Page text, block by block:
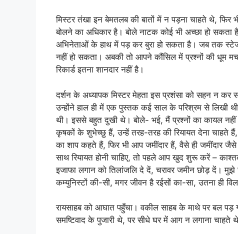
मिस्टर तंखा इन बेमतलब की बातों में न पड़ना चाहते थे, फिर
बोलने का अधिकार है। बोले नाटक कोई भी अच्छा हो
अभिनेताओं के हाथ में पड़ कर बुरा हो सकता है। जब तक स्टेज
नहीं हो सकता। अबकी तो आपने कौंसिल में प्रश्नों की धूम
रिकार्ड इतना शानदार नहीं है।
दर्शन के अध्यापक मिस्टर मेहता इस प्रशंसा को सहन न कर
उन्होंने हाल ही में एक पुस्तक कई साल के परिश्रम से लिखी
थी। इससे बहुत दुखी थे। बोले- भई, मैं प्रश्नों का कायल
कृषकों के शुभेच्छु हैं, उन्हें तरह-तरह की रियायत देना चाहते
का शाप कहते हैं, फिर भी आप जमींदार हैं, वैसे ही जमींदार
साथ रियायत होनी चाहिए, तो पहले आप खुद शुरू करें –
इजाफा लगान को तिलांजलि दे दें, चरावर जमीन छोड़ दें। मुझे
कम्युनिस्टों की-सी, मगर जीवन है रईसों का-सा, उतना ही
रायसाहब को आघात पहुँचा। वकील साहब के माथे पर बल
समष्टिवाद के पुजारी थे, पर सीधे घर में आग न लगाना चाहते